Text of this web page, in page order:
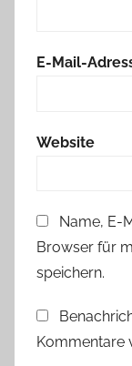
E-Mail-
Website
Name, E-
Browser für
speichern.
Kommentare